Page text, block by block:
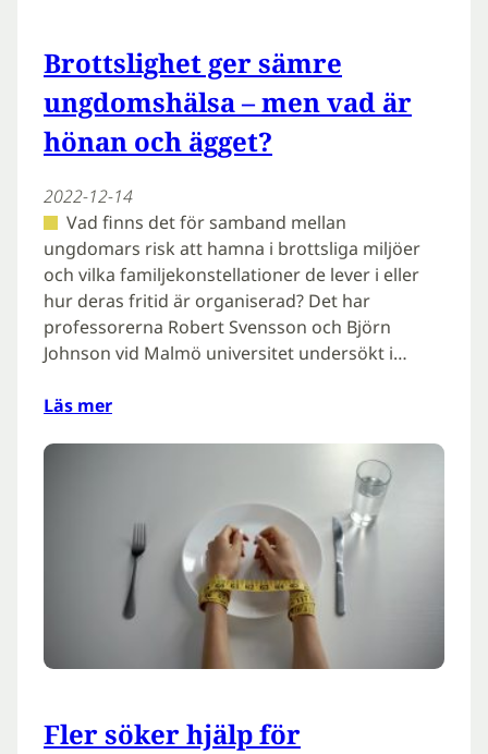
Brottslighet ger sämre
ungdomshälsa – men vad är
hönan och ägget?
2022-12-14
Vad finns det för samband mellan
ungdomars risk att hamna i brottsliga miljöer
och vilka familjekonstellationer de lever i eller
hur deras fritid är organiserad? Det har
professorerna Robert Svensson och Björn
Johnson vid Malmö universitet undersökt i…
Läs mer
Fler söker hjälp för